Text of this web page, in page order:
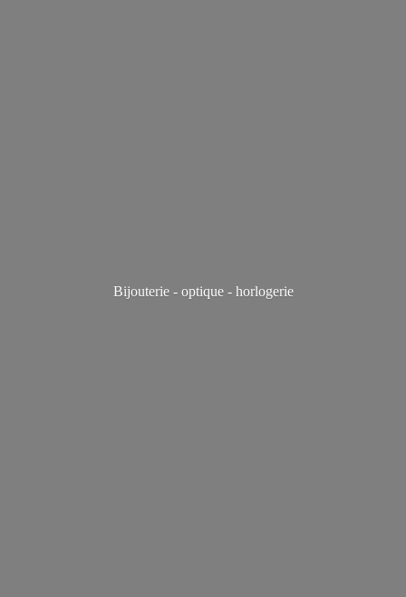
Bijouterie - optique - horlogerie